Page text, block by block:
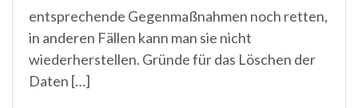
entsprechende Gegenmaßnahmen noch retten,
in anderen Fällen kann man sie nicht
wiederherstellen. Gründe für das Löschen der
Daten […]